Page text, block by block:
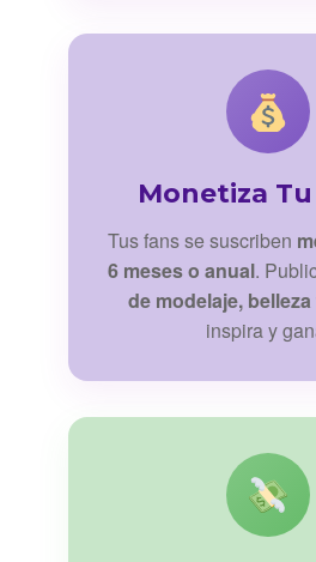
Monetiza
Tus fans se suscriben
6 meses o anual.
de modelaje,
inspira y